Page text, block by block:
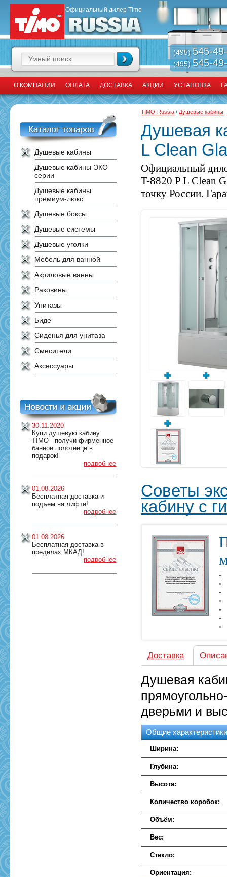
Официальный дилер Timo
(495) 545-
(495)545-
О КОМПАНИИ ОПЛАТА ДОСТАВКА АКЦИИ УСТАНОВКА
Душевые кабины
Душевые кабины ЭКО
серии
Душевые кабины
премиум-люкс
Душевые боксы
Душевые системы
Душевые уголки
Мебель для ванной
Акриловые ванны
Раковины
Унитазы
Биде
Сиденья для унитаза
Смесители
Аксессуары
30.11.2020
Купи душевую кабину
TIMO - получи фирменное
банное полотенце в
подарок!
подробнее
01.08.2026
Бесплатная доставка и
подъем на лифте!
подробнее
01.08.2026
Бесплатная доставка в
пределах МКАД!
подробнее
TIMO-Russia / Душевые кабины
Душевая
L Clean
Официальный
T-8820 P L Clean
точку России.
Советы
кабину с
Доставка
Душевая
дверьми и
Общие
Ширина:
Глубина:
Высота:
Количество коробок:
Объём:
Вес:
Стекло:
Ориентация: